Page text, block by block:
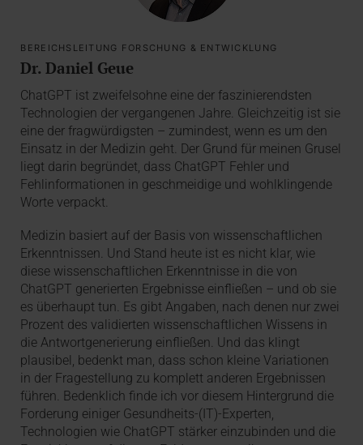
BEREICHSLEITUNG FORSCHUNG & ENTWICKLUNG
Dr. Daniel Geue
ChatGPT ist zweifelsohne eine der faszinierendsten
Technologien der vergangenen Jahre. Gleichzeitig ist sie
eine der fragwürdigsten – zumindest, wenn es um den
Einsatz in der Medizin geht. Der Grund für meinen Grusel
liegt darin begründet, dass ChatGPT Fehler und
Fehlinformationen in geschmeidige und wohlklingende
Worte verpackt.
Medizin basiert auf der Basis von wissenschaftlichen
Erkenntnissen. Und Stand heute ist es nicht klar, wie
diese wissenschaftlichen Erkenntnisse in die von
ChatGPT generierten Ergebnisse einfließen – und ob sie
es überhaupt tun. Es gibt Angaben, nach denen nur zwei
Prozent des validierten wissenschaftlichen Wissens in
die Antwortgenerierung einfließen. Und das klingt
plausibel, bedenkt man, dass schon kleine Variationen
in der Fragestellung zu komplett anderen Ergebnissen
führen. Bedenklich finde ich vor diesem Hintergrund die
Forderung einiger Gesundheits-(IT)-Experten,
Technologien wie ChatGPT stärker einzubinden und die